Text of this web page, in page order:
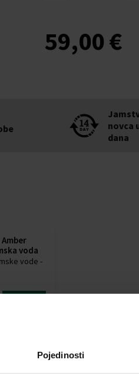
Pojedinosti
59,00 €
novca
dana
voda
vode -